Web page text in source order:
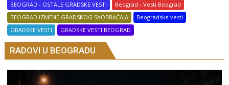
BEOGRAD - OSTALE GRADSKE VESTI
Beograd - Vesti Beograd
BEOGRAD IZMENE GRADSKOG SAOBRAĆAJA
Beogradske vesti
GRADSKE VESTI
GRADSKE VESTI BEOGRAD
RADOVI U BEOGRADU